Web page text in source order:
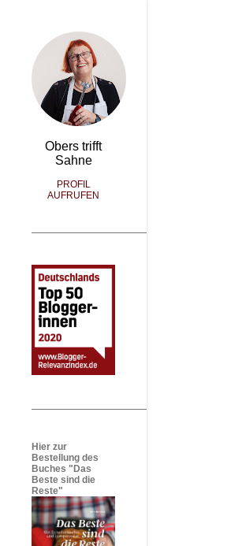
Obers trifft
Sahne
PROFIL
AUFRUFEN
Hier zur
Bestellung des
Buches "Das
Beste sind die
Reste"